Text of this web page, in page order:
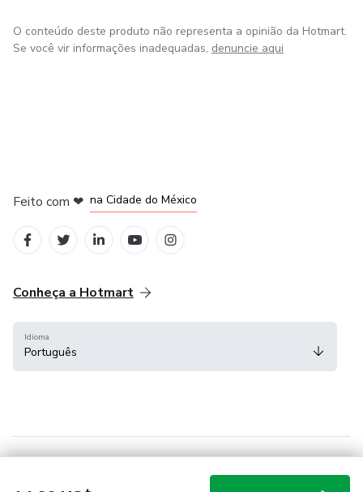
O conteúdo deste produto não representa a opinião da Hotmart.
Se você vir informações inadequadas, denuncie aqui
Feito com ❤ na Cidade do México
Conheça a Hotmart
Idioma
Português